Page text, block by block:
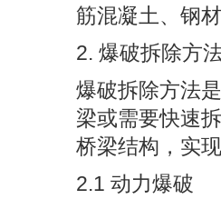
筋混凝土、钢
2. 爆破拆除方
爆破拆除方法
梁或需要快速
桥梁结构，实
2.1 动力爆破